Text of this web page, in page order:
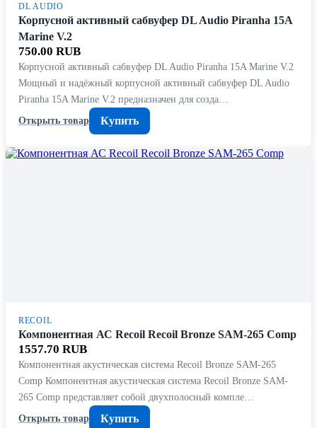
DL AUDIO
Корпусной активный сабвуфер DL Audio Piranha 15A
Marine V.2
750.00 RUB
Корпусной активный сабвуфер DL Audio Piranha 15A Marine V.2
Мощный и надёжный корпусной активный сабвуфер DL Audio
Piranha 15A Marine V.2 предназначен для созда…
Открыть товар
Купить
RECOIL
Компонентная АС Recoil Recoil Bronze SAM-265 Comp
1557.70 RUB
Компонентная акустическая система Recoil Bronze SAM-265
Comp Компонентная акустическая система Recoil Bronze SAM-
265 Comp представляет собой двухполосный компле…
Открыть товар
Купить